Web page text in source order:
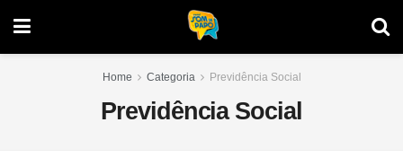
Home Categoria Previdência Social
Previdência Social